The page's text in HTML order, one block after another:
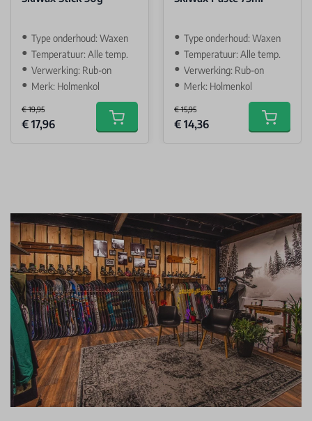
Type onderhoud: Waxen
Temperatuur: Alle temp.
Verwerking: Rub-on
Merk: Holmenkol
€ 19,95
Special Price
€ 17,96 Add to cart
Type onderhoud: Waxen
Temperatuur: Alle temp.
Verwerking: Rub-on
Merk: Holmenkol
€ 15,95
Special Price
€ 14,36 Add to